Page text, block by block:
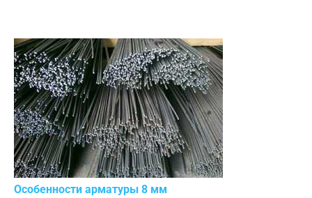
Особенности арматуры 8 мм